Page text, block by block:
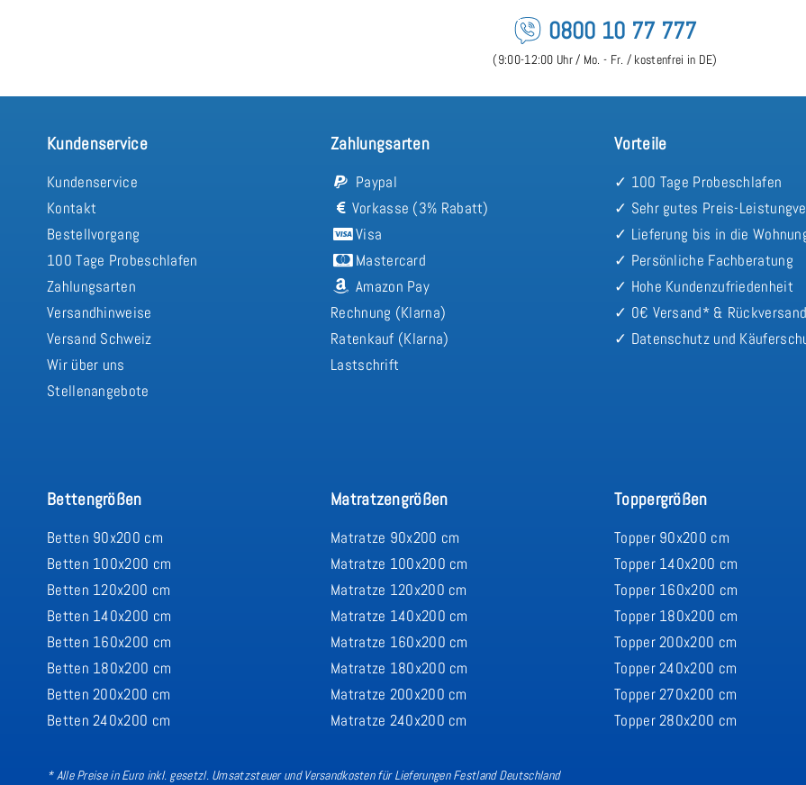
0800 10 77 777
(9:00-12:00 Uhr / Mo. - Fr. / kostenfrei in DE)
Kundenservice
Kundenservice
Kontakt
Bestellvorgang
100 Tage Probeschlafen
Zahlungsarten
Versandhinweise
Versand Schweiz
Wir über uns
Stellenangebote
Zahlungsarten
Paypal
Vorkasse (3% Rabatt)
Visa
Mastercard
Amazon Pay
Rechnung (Klarna)
Ratenkauf (Klarna)
Lastschrift
Vorteile
✓ 100 Tage Probeschlafen
✓ Sehr gutes Preis-
✓ Lieferung bis in die
✓ Persönliche Fachberatung
✓ Hohe Kundenzufriedenheit
✓ 0€ Versand* & Rückversand
✓ Datenschutz und
Bettengrößen
Betten 90x200 cm
Betten 100x200 cm
Betten 120x200 cm
Betten 140x200 cm
Betten 160x200 cm
Betten 180x200 cm
Betten 200x200 cm
Betten 240x200 cm
Matratzengrößen
Matratze 90x200 cm
Matratze 100x200 cm
Matratze 120x200 cm
Matratze 140x200 cm
Matratze 160x200 cm
Matratze 180x200 cm
Matratze 200x200 cm
Matratze 240x200 cm
Toppergrößen
Topper 90x200 cm
Topper 140x200 cm
Topper 160x200 cm
Topper 180x200 cm
Topper 200x200 cm
Topper 240x200 cm
Topper 270x200 cm
Topper 280x200 cm
* Alle Preise in Euro inkl. gesetzl. Umsatzsteuer und Versandkosten für Lieferungen Festland Deutschland